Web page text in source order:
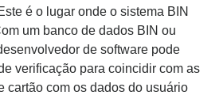
é o lugar onde o sistema BIN
um banco de dados BIN ou
de software pode
verificação para coincidir com as
cartão com os dados do usuário